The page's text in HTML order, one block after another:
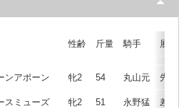
性齢 斤量 騎手 展開
ンアポーン 牝2 54 丸山元 先
スミューズ 牝2 51 永野猛 差